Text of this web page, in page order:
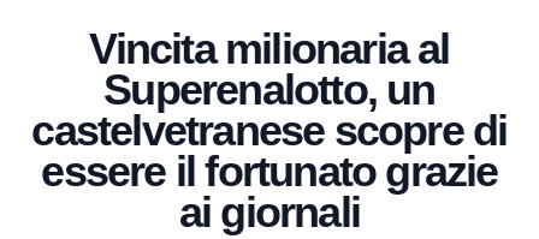
Vincita milionaria al
Superenalotto, un
castelvetranese scopre di
essere il fortunato grazie
ai giornali